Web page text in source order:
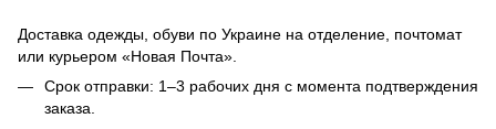
Доставка одежды, обуви по Украине на отделение, почтомат
или курьером «Новая Почта».
Срок отправки: 1–3 рабочих дня с момента подтверждения
заказа.